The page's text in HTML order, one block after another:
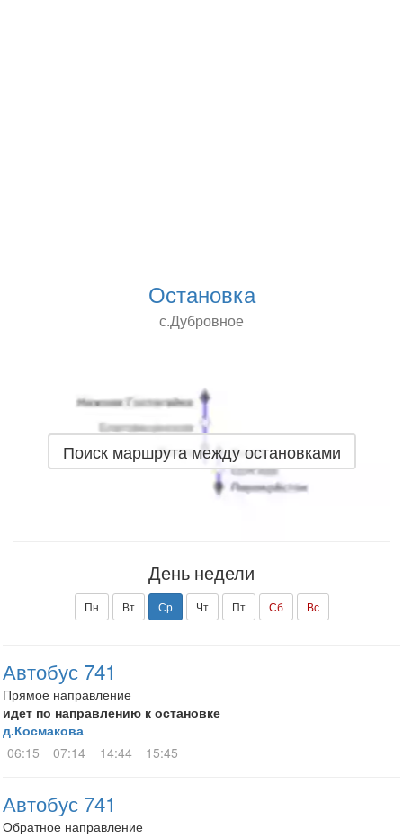
Остановка
с.Дубровное
Поиск маршрута между остановками
День недели
Пн Вт Ср Чт Пт Сб Вс
Автобус 741
Прямое направление
идет по направлению к остановке
д.Космакова
06:15
07:14 14:44 15:45
Автобус 741
Обратное направление